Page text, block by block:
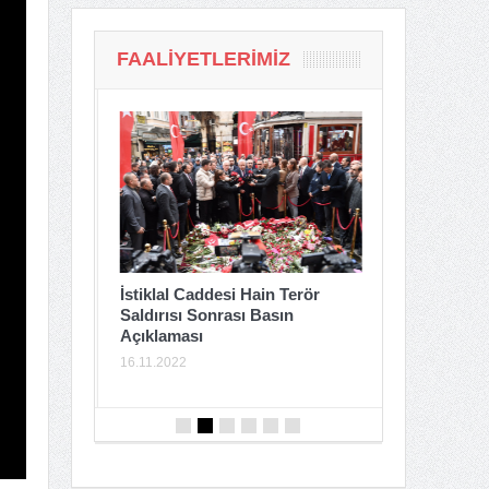
FAALIYETLERIMIZ
İstiklal Caddesi Hain Terör
Saldırısı Sonrası Basın
Açıklaması
16.11.2022
24.06.2022